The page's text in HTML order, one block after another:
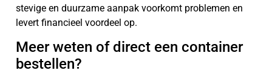
stevige en duurzame aanpak voorkomt problemen en
levert financieel voordeel op.
Meer weten of direct een container
bestellen?